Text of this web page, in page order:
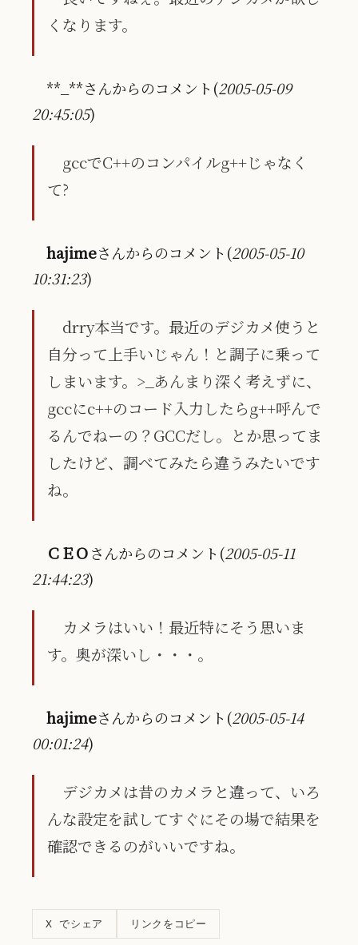
くなります。
**_**さんからのコメント(2005-05-09
20:45:05)
gccでC++のコンパイルg++じゃなく
て?
hajimeさんからのコメント(2005-05-10
10:31:23)
drry本当です。最近のデジカメ使うと
自分って上手いじゃん！と調子に乗って
しまいます。>_あんまり深く考えずに、
gccにc++のコード入力したらg++呼んで
るんでねーの？GCCだし。とか思ってま
したけど、調べてみたら違うみたいです
ね。
ＣＥＯさんからのコメント(2005-05-11
21:44:23)
カメラはいい！最近特にそう思いま
す。奥が深いし・・・。
hajimeさんからのコメント(2005-05-14
00:01:24)
デジカメは昔のカメラと違って、いろ
んな設定を試してすぐにその場で結果を
確認できるのがいいですね。
X でシェア リンクをコピー